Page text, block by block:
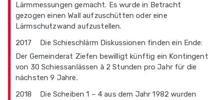
Lärmmessungen gemacht. Es wurde in Betracht
gezogen einen Wall aufzuschütten oder eine
Lärmschutzwand aufzustellen.
2017 Die Schieschlärm Diskussionen finden ein Ende:
Der Gemeinderat Ziefen bewilligt künftig ein Kontingent
von 30 Schiessanlässen à 2 Stunden pro Jahr für die
nächsten 9 Jahre.
2018 Die Scheiben 1 – 4 aus dem Jahr 1982 wurden